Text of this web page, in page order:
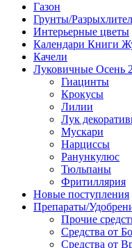
Газон
Грунты/
Интерьерные цветы
Календари Книги
Качели
Луковичные
Гиацинты
Крокусы
Лилии
Лук
Мускари
Нарциссы
Ранункулюс
Тюльпаны
Фритиллярия
Новые поступления
Препараты/
Прочие
Средства от
Средства от